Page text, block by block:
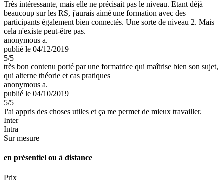
Très intéressante, mais elle ne précisait pas le niveau. Etant déjà
beaucoup sur les RS, j'aurais aimé une formation avec des
participants également bien connectés. Une sorte de niveau 2. Mais
cela n'existe peut-être pas.
anonymous a.
publié le 04/12/2019
5/5
très bon contenu porté par une formatrice qui maîtrise bien son sujet,
qui alterne théorie et cas pratiques.
anonymous a.
publié le 04/10/2019
5/5
J'ai appris des choses utiles et ça me permet de mieux travailler.
Inter
Intra
Sur mesure
en présentiel ou à distance
Prix